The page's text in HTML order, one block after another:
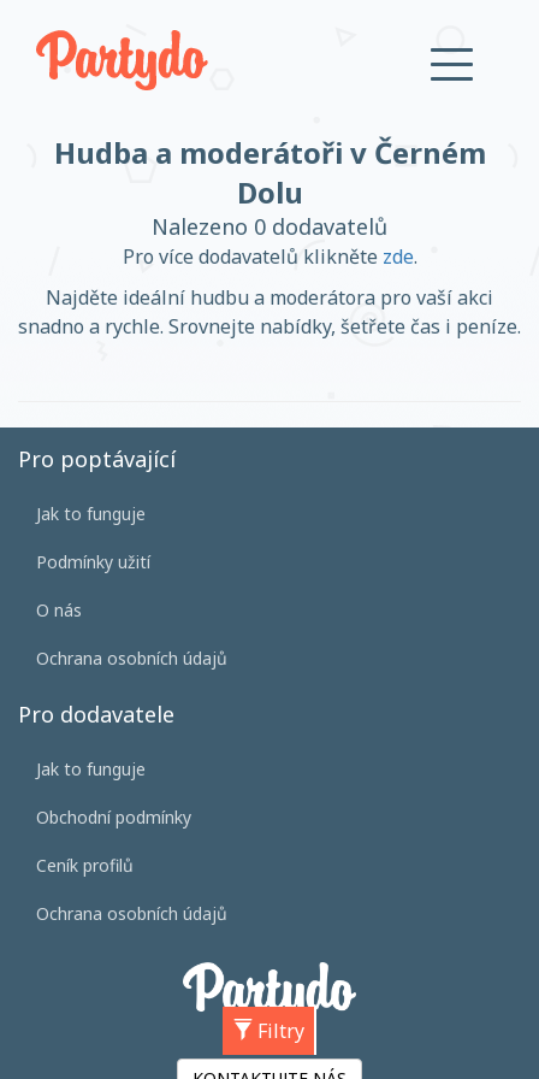
Přihlásit se
Založit účet
Filtry
Hudba a moderátoři v Černém
Dolu
Nalezeno 0 dodavatelů
Pro více dodavatelů klikněte zde.
Najděte ideální hudbu a moderátora pro vaší akci
snadno a rychle. Srovnejte nabídky, šetřete čas i peníze.
Pro poptávající
Jak to funguje
Podmínky užití
O nás
Ochrana osobních údajů
Pro dodavatele
Jak to funguje
Obchodní podmínky
Ceník profilů
Ochrana osobních údajů